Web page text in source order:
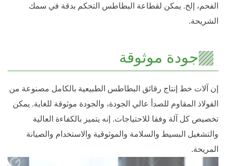
الفحم، إلخ. يمكن لقطاعة البطاطس التحكم بدقة في سمك
الشريحة.
جودة موثوقة
إن آلات خط إنتاج رقائق البطاطس الطبيعية بالكامل مصنوعة من
الفولاذ المقاوم للصدأ عالي الجودة، والجودة موثوقة للغاية. يمكن
تخصيص كل آلة وفقا للاحتياجات. إنه يتميز بالكفاءة العالية
والتشغيل البسيط والسلامة والموثوقية والاستخدام والصيانة
المريحة.